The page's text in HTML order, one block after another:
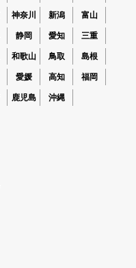
神奈川 新潟 富山
静岡 愛知 三重
和歌山 鳥取 島根
愛媛 高知 福岡
鹿児島 沖縄